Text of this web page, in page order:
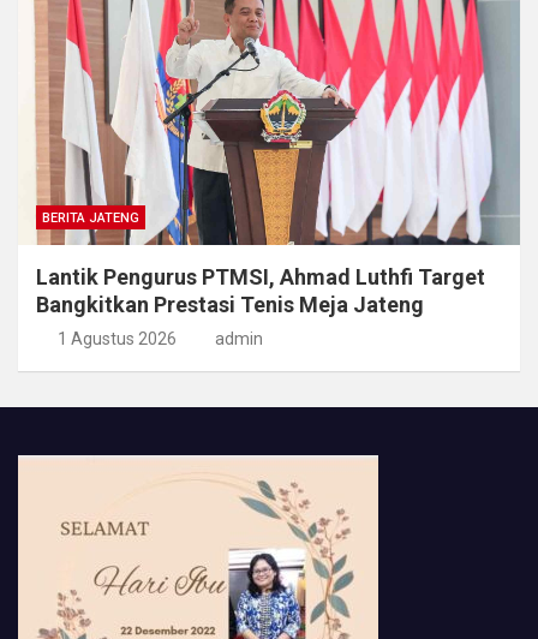
BERITA JATENG
Lantik Pengurus PTMSI, Ahmad Luthfi Target
Bangkitkan Prestasi Tenis Meja Jateng
1 Agustus 2026 admin